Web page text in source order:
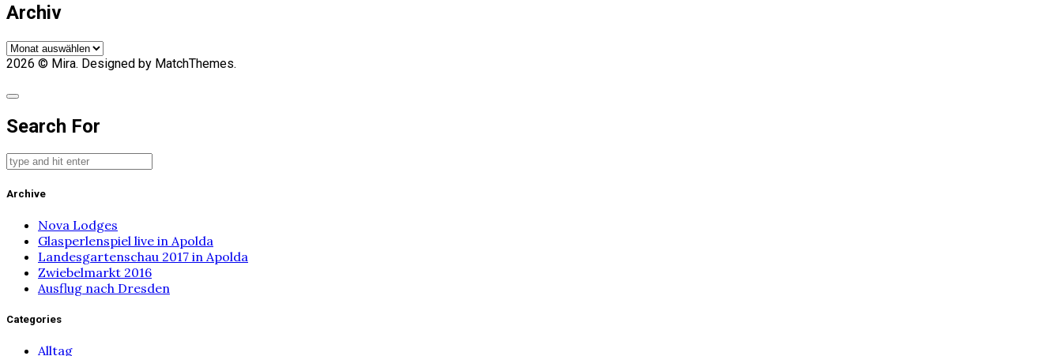
Archiv
Archiv
2026 © Mira. Designed by MatchThemes.
Search For
Archive
Nova Lodges
Glasperlenspiel live in Apolda
Landesgartenschau 2017 in Apolda
Zwiebelmarkt 2016
Ausflug nach Dresden
Categories
Alltag